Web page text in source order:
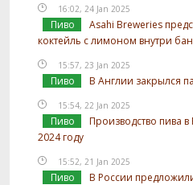
16:02, 24 Jan 2025
Пиво
Asahi Breweries
коктейль с лимоном внутри
15:57, 23 Jan 2025
Пиво В Англии закрылся
15:54, 22 Jan 2025
Пиво
Производство пива
2024 году
15:52, 21 Jan 2025
Пиво
В России